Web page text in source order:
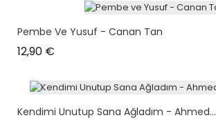
Pembe Ve Yusuf - Canan Tan
12,90 €
Kendimi Unutup Sana Ağladım - Ahmed...